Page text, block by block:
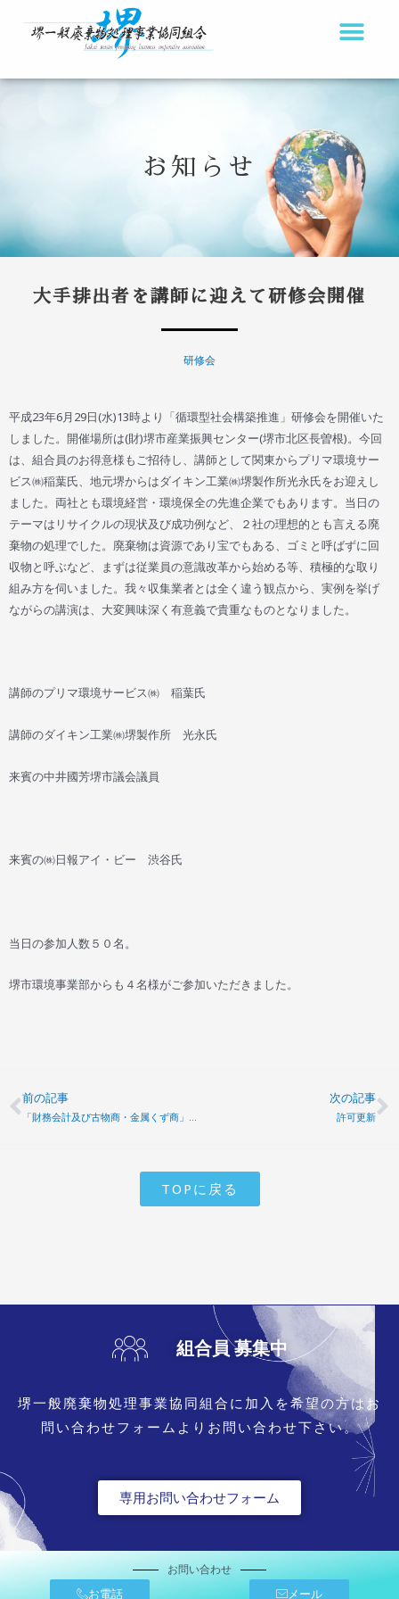
ス
お知らせ
大手排出者を講師に迎えて研修会開催
研修会
平成23年6月29日(水)13時より「循環型社会構築推進」研修会を開催いた
しました。開催場所は(財)堺市産業振興センター(堺市北区長曽根)。今回
は、組合員のお得意様もご招待し、講師として関東からプリマ環境サー
ビス㈱稲葉氏、地元堺からはダイキン工業㈱堺製作所光永氏をお迎えし
ました。両社とも環境経営・環境保全の先進企業でもあります。当日の
テーマはリサイクルの現状及び成功例など、２社の理想的とも言える廃
棄物の処理でした。廃棄物は資源であり宝でもある、ゴミと呼ばずに回
収物と呼ぶなど、まずは従業員の意識改革から始める等、積極的な取り
組み方を伺いました。我々収集業者とは全く違う観点から、実例を挙げ
ながらの講演は、大変興味深く有意義で貴重なものとなりました。
講師のプリマ環境サービス㈱ 稲葉氏
講師のダイキン工業㈱堺製作所 光永氏
来賓の中井國芳堺市議会議員
来賓の㈱日報アイ・ビー 渋谷氏
当日の参加人数５０名。
堺市環境事業部からも４名様がご参加いただきました。
Prev
前の記事
「財務会計及び古物商・金属くず商」についての研修会を開催
次の記事
許可更新
TOPに戻る
組合員 募集中
堺一般廃棄物処理事業協同組合に加入を希望の方はお
問い合わせフォームよりお問い合わせ下さい。
専用お問い合わせフォーム
お問い合わせ
お電話 メール